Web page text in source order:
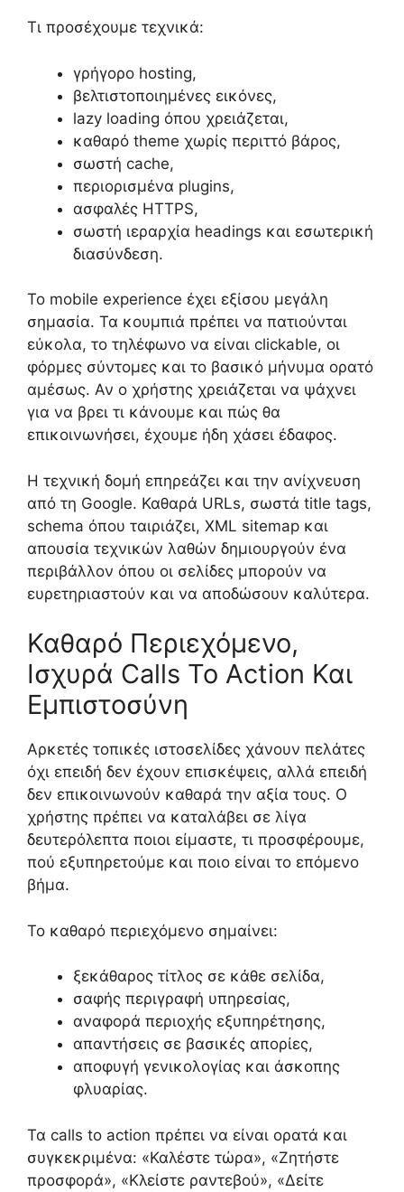
Τι προσέχουμε τεχνικά:
γρήγορο hosting,
βελτιστοποιημένες εικόνες,
lazy loading όπου χρειάζεται,
καθαρό theme χωρίς περιττό βάρος,
σωστή cache,
περιορισμένα plugins,
ασφαλές HTTPS,
σωστή ιεραρχία headings και εσωτερική
διασύνδεση.
Το mobile experience έχει εξίσου μεγάλη
σημασία. Τα κουμπιά πρέπει να πατιούνται
εύκολα, το τηλέφωνο να είναι clickable, οι
φόρμες σύντομες και το βασικό μήνυμα ορατό
αμέσως. Αν ο χρήστης χρειάζεται να ψάχνει
για να βρει τι κάνουμε και πώς θα
επικοινωνήσει, έχουμε ήδη χάσει έδαφος.
Η τεχνική δομή επηρεάζει και την ανίχνευση
από τη Google. Καθαρά URLs, σωστά title tags,
schema όπου ταιριάζει, XML sitemap και
απουσία τεχνικών λαθών δημιουργούν ένα
περιβάλλον όπου οι σελίδες μπορούν να
ευρετηριαστούν και να αποδώσουν καλύτερα.
Καθαρό Περιεχόμενο,
Ισχυρά Calls To Action Και
Εμπιστοσύνη
Αρκετές τοπικές ιστοσελίδες χάνουν πελάτες
όχι επειδή δεν έχουν επισκέψεις, αλλά επειδή
δεν επικοινωνούν καθαρά την αξία τους. Ο
χρήστης πρέπει να καταλάβει σε λίγα
δευτερόλεπτα ποιοι είμαστε, τι προσφέρουμε,
πού εξυπηρετούμε και ποιο είναι το επόμενο
βήμα.
Το καθαρό περιεχόμενο σημαίνει:
ξεκάθαρος τίτλος σε κάθε σελίδα,
σαφής περιγραφή υπηρεσίας,
αναφορά περιοχής εξυπηρέτησης,
απαντήσεις σε βασικές απορίες,
αποφυγή γενικολογίας και άσκοπης
φλυαρίας.
Τα calls to action πρέπει να είναι ορατά και
συγκεκριμένα: «Καλέστε τώρα», «Ζητήστε
προσφορά», «Κλείστε ραντεβού», «Δείτε